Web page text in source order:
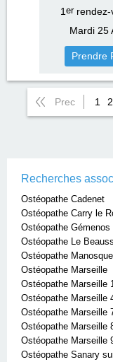
1 errendez-
Mardi 25
Prendre
Prec 1 2
Recherches
Ostéopathe Cadenet
Ostéopathe Carry le
Ostéopathe Gémenos
Ostéopathe Le
Ostéopathe Manosque
Ostéopathe Marseille
Ostéopathe Marseille
Ostéopathe Marseille
Ostéopathe Marseille
Ostéopathe Marseille
Ostéopathe Marseille
Ostéopathe Sanary